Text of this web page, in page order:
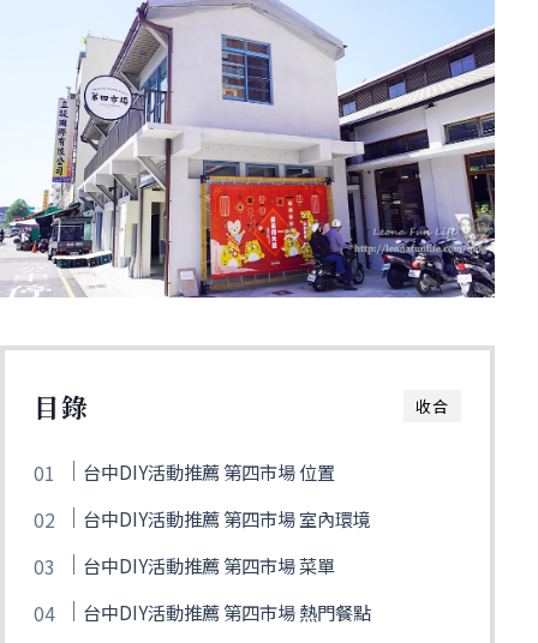
收合
目錄
台中DIY活動推薦 第四市場 位置
台中DIY活動推薦 第四市場 室內環境
台中DIY活動推薦 第四市場 菜單
台中DIY活動推薦 第四市場 熱門餐點